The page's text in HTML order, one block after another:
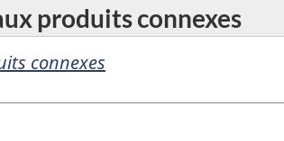
produits connexes
connexes